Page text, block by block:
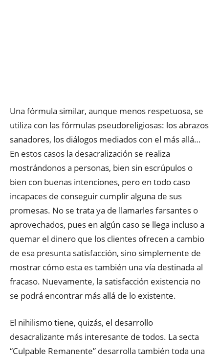
Una fórmula similar, aunque menos respetuosa, se
utiliza con las fórmulas pseudoreligiosas: los abrazos
sanadores, los diálogos mediados con el más allá…
En estos casos la desacralización se realiza
mostrándonos a personas, bien sin escrúpulos o
bien con buenas intenciones, pero en todo caso
incapaces de conseguir cumplir alguna de sus
promesas. No se trata ya de llamarles farsantes o
aprovechados, pues en algún caso se llega incluso a
quemar el dinero que los clientes ofrecen a cambio
de esa presunta satisfacción, sino simplemente de
mostrar cómo esta es también una vía destinada al
fracaso. Nuevamente, la satisfacción existencia no
se podrá encontrar más allá de lo existente.
El nihilismo tiene, quizás, el desarrollo
desacralizante más interesante de todos. La secta
“Culpable Remanente” desarrolla también toda una